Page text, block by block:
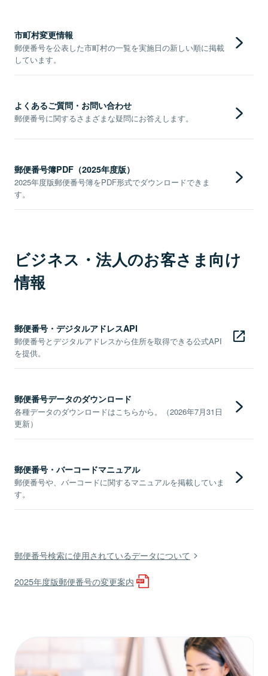
市町村変更情報
郵便番号を公表した市町村の一覧を実施日の新しい順に掲載
しています。
よくあるご質問・お問い合わせ
郵便番号に関するさまざまな疑問にお答えします。
郵便番号簿PDF（2025年度版）
2025年度版郵便番号簿をPDF形式でダウンロードできま
す。
ビジネス・法人のお客さま向け
情報
郵便番号・デジタルアドレスAPI
郵便番号とデジタルアドレスから住所を取得できる公式API
を提供。
郵便番号データのダウンロード
各種データのダウンロードはこちらから。（2026年7月31日
更新）
郵便番号・バーコードマニュアル
郵便番号や、バーコードに関するマニュアルを掲載していま
す。
郵便番号検索に使用されているデータについて
2025年度版郵便番号の変更案内